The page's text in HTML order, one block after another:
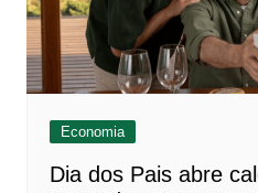
Economia
Dia dos Pais abre